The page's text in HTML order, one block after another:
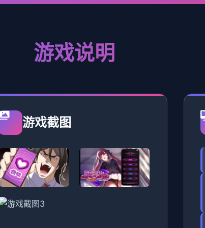
游戏说明
游戏截图